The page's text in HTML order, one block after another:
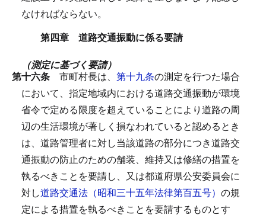
なければならない。
第四章 道路交通振動に係る要請
（測定に基づく要請）
第十六条 市町村長は、 第十九条の測定を行つた場合
において、指定地域内における道路交通振動が環境
省令で定める限度を超えていることにより道路の周
辺の生活環境が著しく損なわれていると認めるとき
は、道路管理者に対し当該道路の部分につき道路交
通振動の防止のための舗装、維持又は修繕の措置を
執るべきことを要請し、又は都道府県公安委員会に
対し道路交通法（昭和三十五年法律第百五号） の規
定による措置を執るべきことを要請するものとす